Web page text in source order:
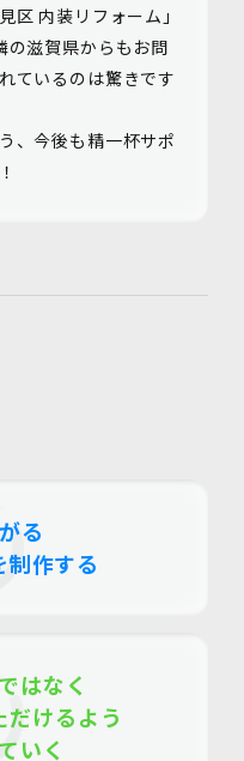
区 内装リフォーム」
の滋賀県からもお問
ているのは驚きです
、今後も精一杯サポ
る
制作する
はなく
けるよう
いく